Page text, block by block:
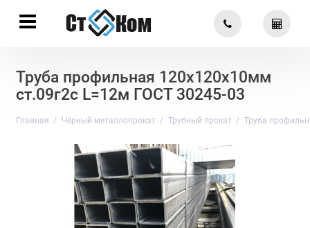
Труба профильная 120х120х10мм
ст.09г2с L=12м ГОСТ 30245-03
Главная Чёрный металлопрокат Трубный прокат Труба